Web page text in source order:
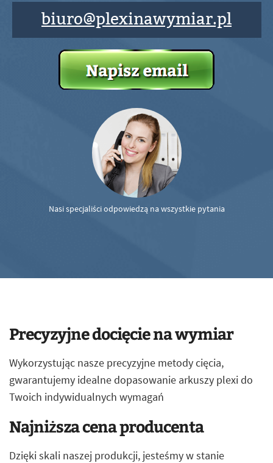
biuro@plexinawymiar.pl
Nasi specjaliści odpowiedzą na wszystkie pytania
Precyzyjne docięcie na wymiar
Wykorzystując nasze precyzyjne metody cięcia,
gwarantujemy idealne dopasowanie arkuszy plexi do
Twoich indywidualnych wymagań
Najniższa cena producenta
Dzięki skali naszej produkcji, jesteśmy w stanie